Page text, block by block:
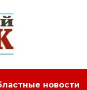
новости